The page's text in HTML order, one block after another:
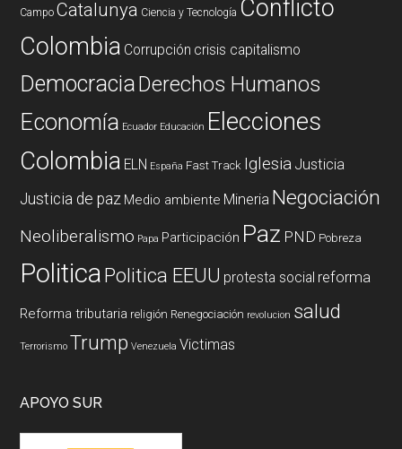
Campo Catalunya Ciencia y Tecnología Conflicto
Colombia Corrupción crisis capitalismo
DemocraciaDerechos Humanos
Economía Ecuador Educación Elecciones
Colombia ELN España Fast Track Iglesia Justicia
Justicia de paz Medio ambiente Mineria Negociación
Neoliberalismo Papa Participación Paz PND Pobreza
PoliticaPolitica EEUU protesta social reforma
Reforma tributaria religión Renegociación revolucion salud
Terrorismo Trump Venezuela Victimas
APOYO SUR